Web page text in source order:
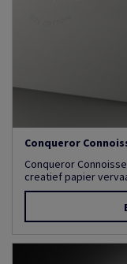
Conqueror
Conqueror
creatief papier